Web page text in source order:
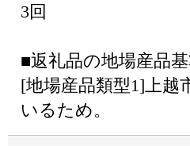
3回
■返礼品の地場産品
[地場産品類型1]上越
いるため。